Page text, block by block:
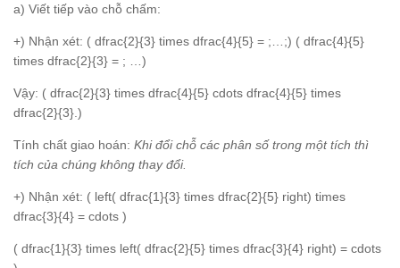
a) Viết tiếp vào chỗ chấm:
+) Nhận xét: ( dfrac{2}{3} times dfrac{4}{5} = ;…;) ( dfrac{4}{5}
times dfrac{2}{3} = ; …)
Vậy: ( dfrac{2}{3} times dfrac{4}{5} cdots dfrac{4}{5} times
dfrac{2}{3}.)
Tính chất giao hoán: Khi đổi chỗ các phân số trong một tích thì
tích của chúng không thay đổi.
+) Nhận xét: ( left( dfrac{1}{3} times dfrac{2}{5} right) times
dfrac{3}{4} = cdots )
( dfrac{1}{3} times left( dfrac{2}{5} times dfrac{3}{4} right) = cdots